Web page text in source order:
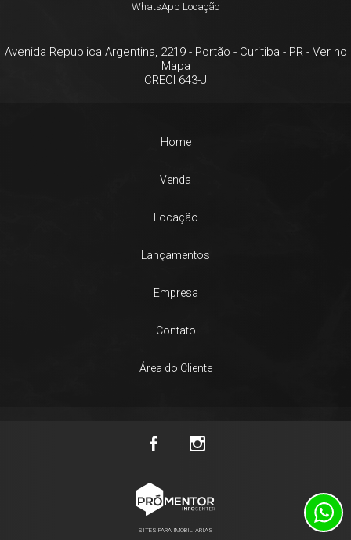
WhatsApp Locação
Avenida Republica Argentina, 2219- Portão - Curitiba - PR- Ver no
Mapa
CRECI 643-J
Home
Venda
Locação
Lançamentos
Empresa
Contato
Área do Cliente
SITES PARA IMOBILIÁRIAS